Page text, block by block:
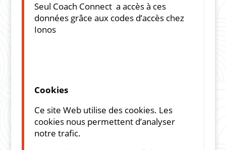
Seul Coach Connect a accès à ces
données grâce aux codes d’accès chez
Ionos
Cookies
Ce site Web utilise des cookies. Les
cookies nous permettent d’analyser
notre trafic.